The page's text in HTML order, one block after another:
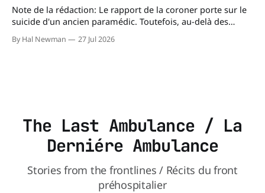
Note de la rédaction: Le rapport de la coroner porte sur le
suicide d'un ancien paramédic. Toutefois, au-delà des
circonstances ayant mené à cette enquête, il s'intéresse à
une question plus large : les blessures psychologiques chez
By Hal Newman 27 Jul 2026
The Last Ambulance / La
Derniére Ambulance
Stories from the frontlines / Récits du front
préhospitalier